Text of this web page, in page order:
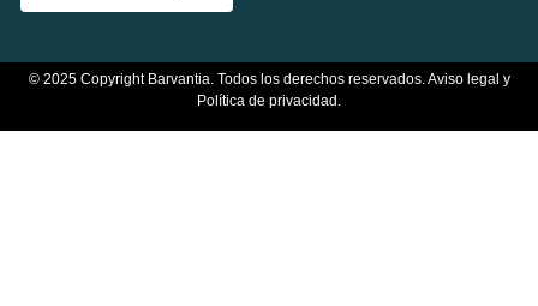
© 2025 Copyright Barvantia. Todos los derechos reservados. Aviso legal y
Política de privacidad.